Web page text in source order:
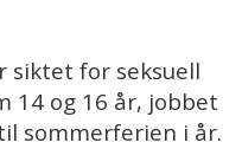
siktet for seksuell
14 og 16 år, jobbet
sommerferien i år.